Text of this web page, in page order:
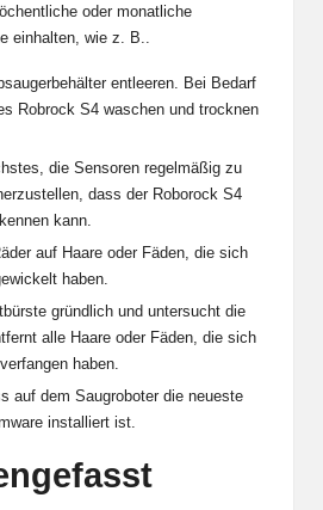
oder monatliche
einhalten, wie z. B..
entleeren. Bei Bedarf
Robrock S4 waschen und trocknen
die Sensoren regelmäßig zu
dass der Roborock S4
kann.
auf Haare oder Fäden, die sich
haben.
gründlich und untersucht die
alle Haare oder Fäden, die sich
haben.
auf dem Saugroboter die neueste
installiert ist.